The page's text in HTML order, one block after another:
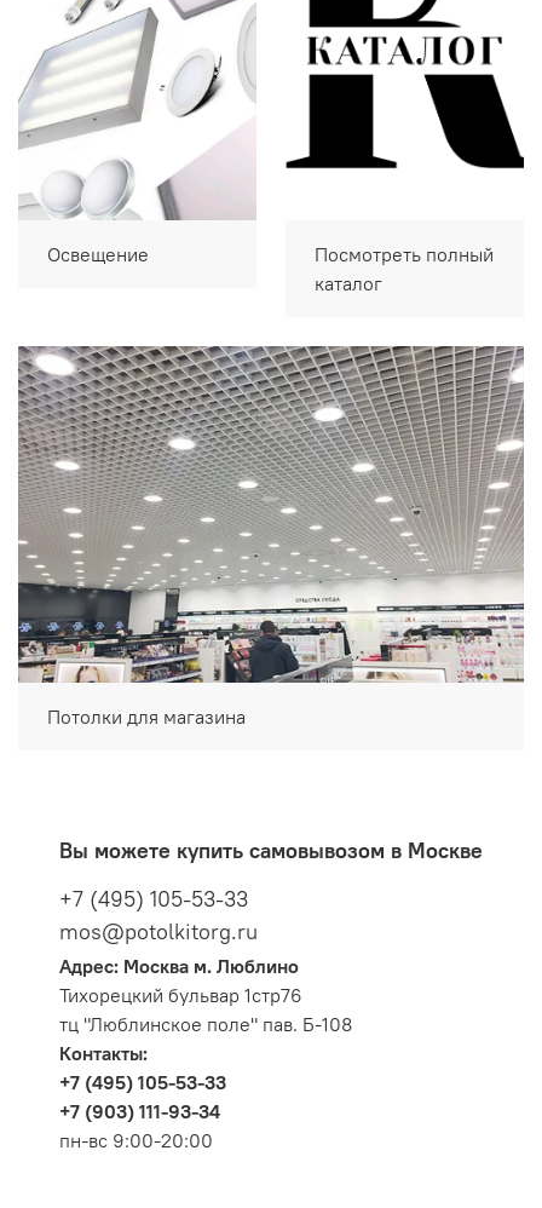
Освещение
Посмотреть полный
каталог
Потолки для магазина
Вы можете купить самовывозом в Москве
+7 (495) 105-53-33
mos@potolkitorg.ru
Адрес: Москва м. Люблино
Тихорецкий бульвар 1стр76
тц "Люблинское поле" пав. Б-108
Контакты:
+7 (495) 105-53-33
+7 (903) 111-93-34
пн-вс 9:00-20:00